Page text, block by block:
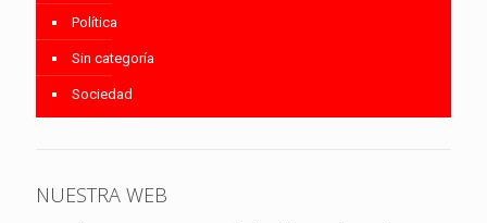
Política
Sin categoría
Sociedad
NUESTRA WEB